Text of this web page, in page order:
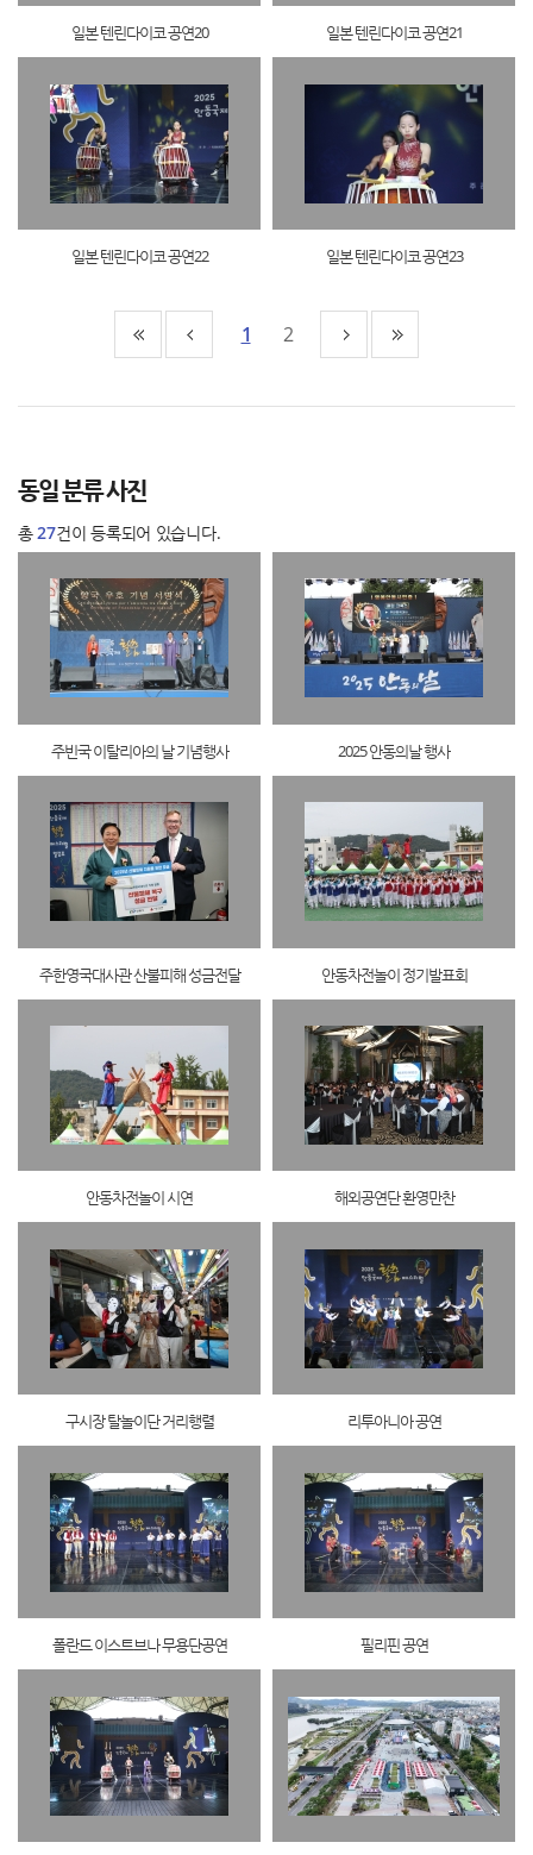
일본 텐린다이코 공연20 일본 텐린다이코 공연21
일본 텐린다이코 공연22 일본 텐린다이코 공연23
1 2
동일 분류 사진
총27건이 등록되어 있습니다.
주빈국 이탈리아의 날 기념행사 2025 안동의날 행사
주한영국대사관 산불피해 성금전달 안동차전놀이 정기발표회
안동차전놀이 시연 해외공연단 환영만찬
구시장 탈놀이단 거리행렬 리투아니아 공연
폴란드 이스트브나 무용단공연 필리핀 공연